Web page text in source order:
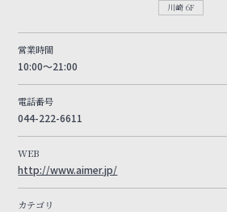
川崎 6F
営業時間
10:00～21:00
電話番号
044-222-6611
WEB
http://www.aimer.jp/
カテゴリ